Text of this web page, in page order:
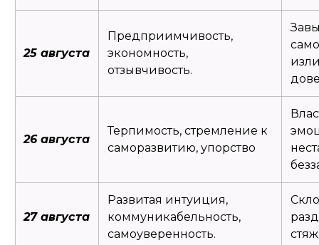
25 августа
Предприимчивость,
экономность,
отзывчивость.
26 августа
Терпимость, стремление к
саморазвитию, упорство
27 августа
Развитая интуиция,
коммуникабельность,
самоуверенность.